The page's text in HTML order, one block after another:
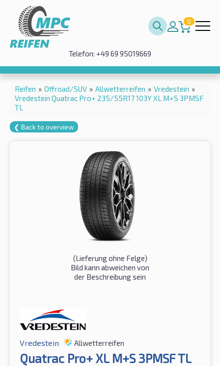
0
Telefon: +49 69 95019669
Reifen » Offroad/SUV » Allwetterreifen » Vredestein »
Vredestein Quatrac Pro+ 235/55R17 103Y XL M+S 3PMSF
TL
❮ Back to overview
(Lieferung ohne Felge)
Bild kann abweichen von
der Beschreibung sein
Vredestein Allwetterreifen
Quatrac Pro+ XL M+S 3PMSF TL